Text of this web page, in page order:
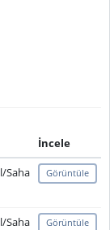
İncele
Saha Görüntüle
Saha Görüntüle